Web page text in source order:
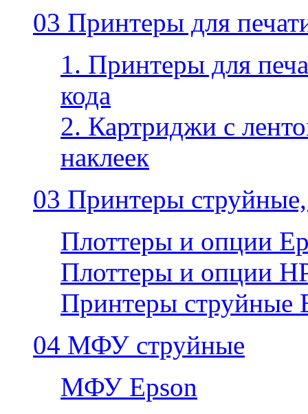
03 Принтеры для
1. Принтеры для
кода
2. Картриджи с
наклеек
03 Принтеры
Плоттеры и опции
Плоттеры и опции
Принтеры струйные
04 МФУ струйные
МФУ Epson